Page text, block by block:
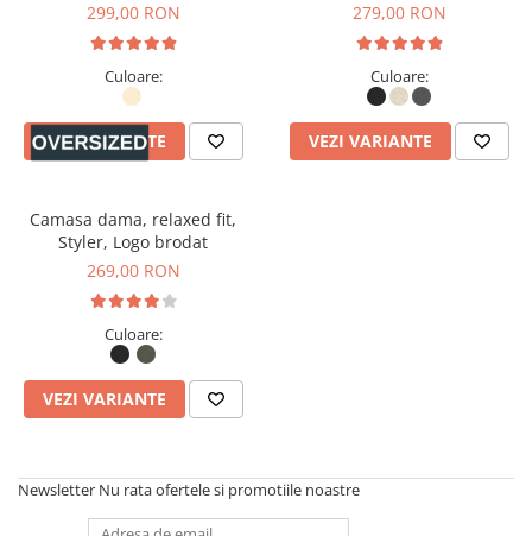
Alte accesorii299,00 RON
Culoare:
VEZI VARIANTE
279,00 RON
Culoare:
VEZI VARIANTE
Camasa dama, relaxed fit,
Styler, Logo brodat
269,00 RON
Culoare:
VEZI VARIANTE
Newsletter Nu rata ofertele si promotiile noastre